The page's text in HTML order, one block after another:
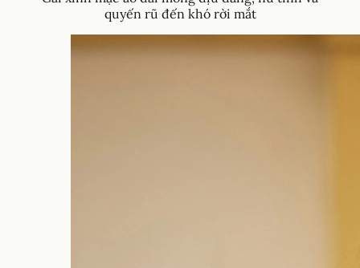
quyến rũ đến khó rời mắt